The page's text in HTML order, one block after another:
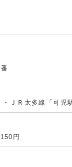
ＪＲ太多線「可児
円